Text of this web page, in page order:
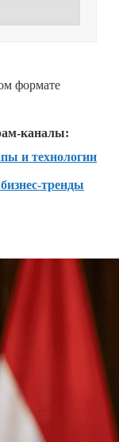
формате
каналы:
и технологии
тренды